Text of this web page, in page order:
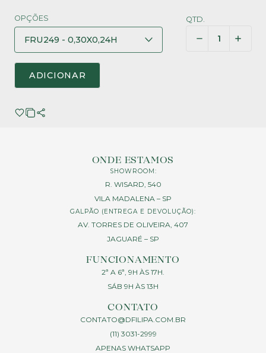
OPÇÕES QTD.
ADICIONAR
ONDE ESTAMOS
SHOWROOM:
R. WISARD, 540
VILA MADALENA – SP
GALPÃO (ENTREGA E DEVOLUÇÃO):
AV. TORRES DE OLIVEIRA, 407
JAGUARÉ – SP
FUNCIONAMENTO
2ª A 6ª, 9H ÀS 17H.
SÁB 9H ÀS 13H
CONTATO
CONTATO@DFILIPA.COM.BR
(11) 3031-2999
APENAS WHATSAPP